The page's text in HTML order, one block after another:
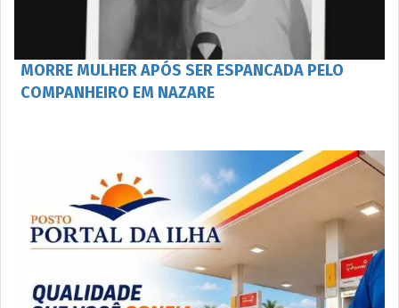
MORRE MULHER APÓS SER ESPANCADA PELO
COMPANHEIRO EM NAZARE